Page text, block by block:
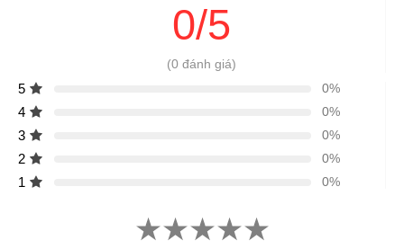
0/5
(0 đánh giá)
5 0%
4 0%
3 0%
2 0%
1 0%